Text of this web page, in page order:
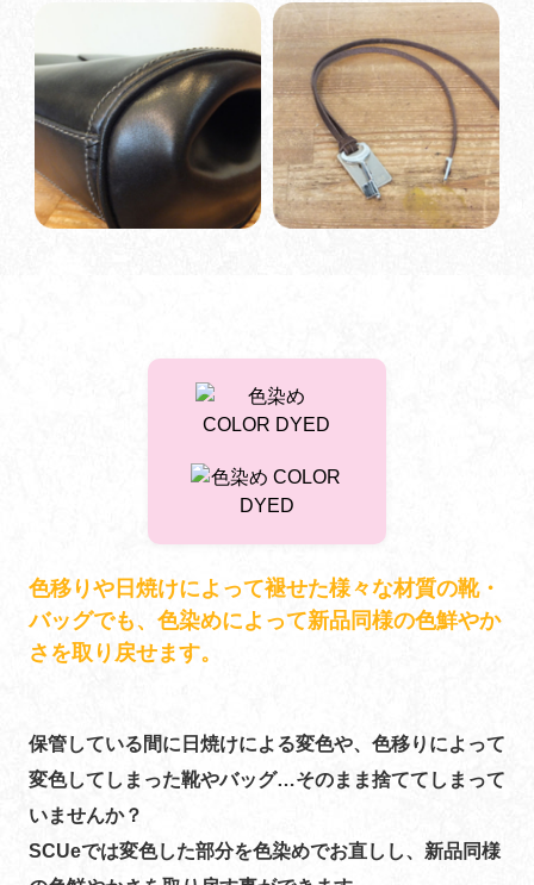
色移りや日焼けによって褪せた様々な材質の靴・
バッグでも、色染めによって新品同様の色鮮やか
さを取り戻せます。
保管している間に日焼けによる変色や、色移りによって
変色してしまった靴やバッグ…そのまま捨ててしまって
いませんか？
SCUeでは変色した部分を色染めでお直しし、新品同様